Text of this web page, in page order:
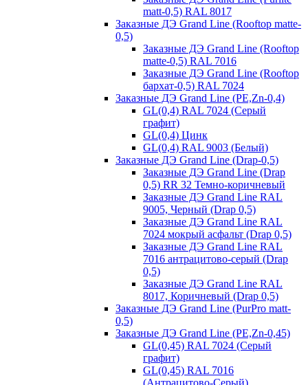
matt-0,5) RAL 8017
Заказные ДЭ Grand Line (Rooftop matte-
0,5)
Заказные ДЭ Grand Line (Rooftop
matte-0,5) RAL 7016
Заказные ДЭ Grand Line (Rooftop
бархат-0,5) RAL 7024
Заказные ДЭ Grand Line (PE,Zn-0,4)
GL(0,4) RAL 7024 (Серый
графит)
GL(0,4) Цинк
GL(0,4) RAL 9003 (Белый)
Заказные ДЭ Grand Line (Drap-0,5)
Заказные ДЭ Grand Line (Drap
0,5) RR 32 Темно-коричневый
Заказные ДЭ Grand Line RAL
9005, Черный (Drap 0,5)
Заказные ДЭ Grand Line RAL
7024 мокрый асфальт (Drap 0,5)
Заказные ДЭ Grand Line RAL
7016 антрацитово-серый (Drap
0,5)
Заказные ДЭ Grand Line RAL
8017, Коричневый (Drap 0,5)
Заказные ДЭ Grand Line (PurPro matt-
0,5)
Заказные ДЭ Grand Line (PE,Zn-0,45)
GL(0,45) RAL 7024 (Серый
графит)
GL(0,45) RAL 7016
(Антрацитово-Серый)